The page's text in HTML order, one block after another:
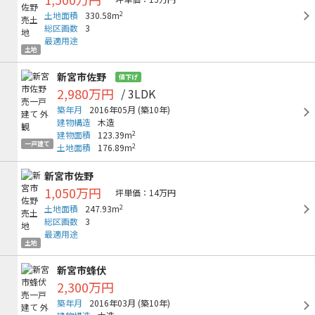
土地
土地面積
330.58m2
総区画数 3
最適用途
一戸建て
新宮市佐野 値下げ
2,980万円 / 3LDK
築年月 2016年05月 (築10年)
建物構造 木造
建物面積
123.39m2
土地面積 176.89m2
土地
新宮市佐野
1,050万円
坪単価：14万円
土地面積
247.93m2
総区画数 3
最適用途
新宮市蜂伏
2,300万円
築年月 2016年03月 (築10年)